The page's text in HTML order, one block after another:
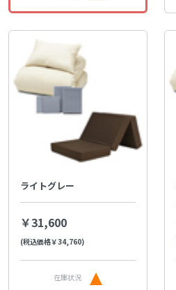
ライトグレー
￥31,600
(税込価格￥34,760)
在庫状況